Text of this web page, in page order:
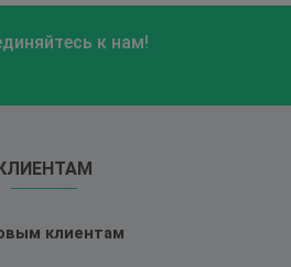
к нам!
клиентам